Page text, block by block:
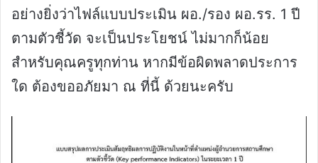
อย่างยิ่งว่าไฟล์แบบประเมิน ผอ./รอง ผอ.รร. 1 ปี
ตามตัวชี้วัด จะเป็นประโยชน์ ไม่มากก็น้อย
สำหรับคุณครูทุกท่าน หากมีข้อผิดพลาดประการ
ใด ต้องขออภัยมา ณ ที่นี้ ด้วยนะครับ